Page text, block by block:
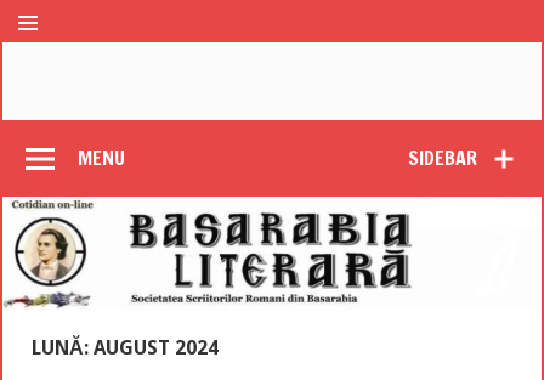
SIDEBAR
MENU
LUNĂ: AUGUST 2024